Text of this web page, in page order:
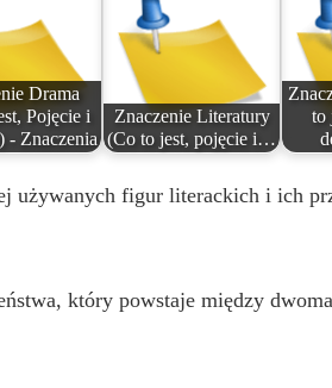
Drama
Pojęcie i
- Znaczenia
Znaczenie Literatury
(Co to jest, pojęcie i…
to
używanych figur literackich i ich
który powstaje między